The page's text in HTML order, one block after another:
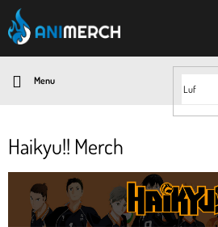
Přejít
na
obsah
Haikyu!! Merch